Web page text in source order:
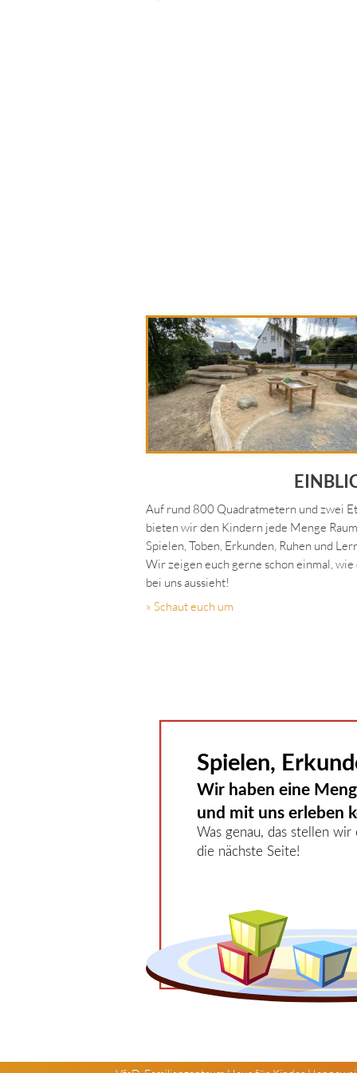
Auf rund 800 Quadratmetern und zwei
bieten wir den Kindern jede Menge
Spielen, Toben, Erkunden, Ruhen und
Wir zeigen euch gerne schon einmal, wie
bei uns aussieht!
» Schaut euch um